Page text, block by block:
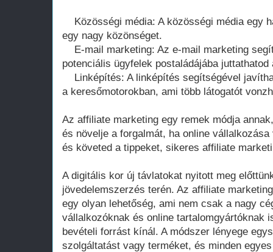
Közösségi média: A közösségi média egy
egy nagy közönséget.
E-mail marketing: Az e-mail marketing
potenciális ügyfelek postaládájába
Linképítés: A linképítés segítségével
a keresőmotorokban, ami több látogatót
Az affiliate marketing egy remek módja
és növelje a forgalmát, ha online
és követed a tippeket, sikeres affiliate
A digitális kor új távlatokat nyitott meg
jövedelemszerzés terén. Az affiliate
egy olyan lehetőség, ami nem csak a nagy
vállalkozóknak és online tartalomgyártóknak
bevételi forrást kínál. A módszer lényege
szolgáltatást vagy terméket, és minden